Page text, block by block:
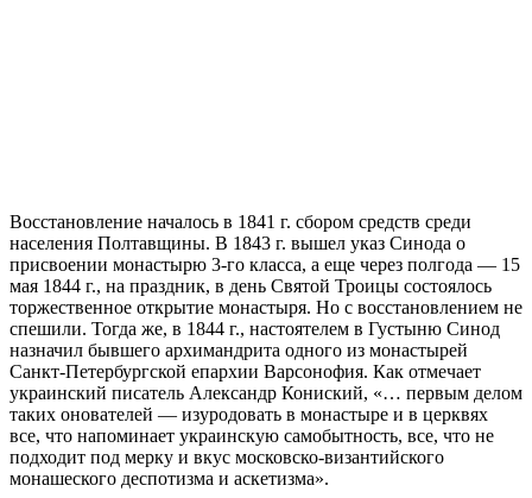
Восстановление началось в 1841 г. сбором средств среди
населения Полтавщины. В 1843 г. вышел указ Синода о
присвоении монастырю 3-го класса, а еще через полгода ― 15
мая 1844 г., на праздник, в день Святой Троицы состоялось
торжественное открытие монастыря. Но с восстановлением не
спешили. Тогда же, в 1844 г., настоятелем в Густыню Синод
назначил бывшего архимандрита одного из монастырей
Санкт-Петербургской епархии Варсонофия. Как отмечает
украинский писатель Александр Кониский, «… первым делом
таких онователей ― изуродовать в монастыре и в церквях
все, что напоминает украинскую самобытность, все, что не
подходит под мерку и вкус московско-византийского
монашеского деспотизма и аскетизма».